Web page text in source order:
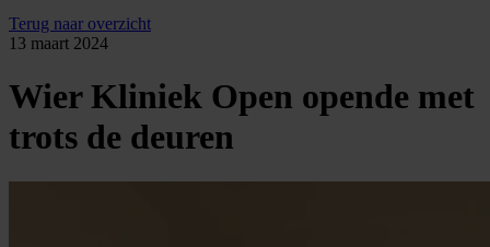
Terug naar overzicht
13 maart 2024
Wier Kliniek Open opende met
trots de deuren